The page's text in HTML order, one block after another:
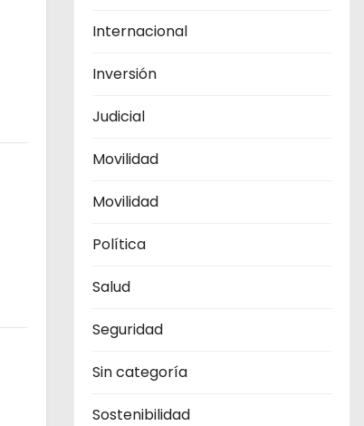
Internacional
Inversión
Judicial
Movilidad
Movilidad
Política
Salud
Seguridad
Sin categoría
Sostenibilidad